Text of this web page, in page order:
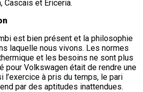
Cascais et Ericeria.
est bien présent et la philosophie
laquelle nous vivons. Les normes
et les besoins ne sont plus
pour Volkswagen était de rendre une
l’exercice à pris du temps, le pari
par des aptitudes inattendues.